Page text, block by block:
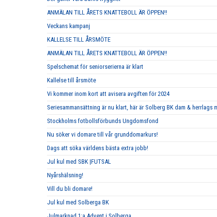
ANMÄLAN TILL ÅRETS KNATTEBOLL ÄR ÖPPEN!!
Veckans kampanj
KALLELSE TILL ÅRSMÖTE
ANMÄLAN TILL ÅRETS KNATTEBOLL ÄR ÖPPEN!!
Spelschemat för seniorserierna är klart
Kallelse till årsmöte
Vi kommer inom kort att avisera avgiften för 2024
Seriesammansättning är nu klart, här är Solberg BK dam & herrlags
Stockholms fotbollsförbunds Ungdomsfond
Nu söker vi domare till vår grunddomarkurs!
Dags att söka världens bästa extra jobb!
Jul kul med SBK |FUTSAL
Nyårshälsning!
Vill du bli domare!
Jul kul med Solberga BK